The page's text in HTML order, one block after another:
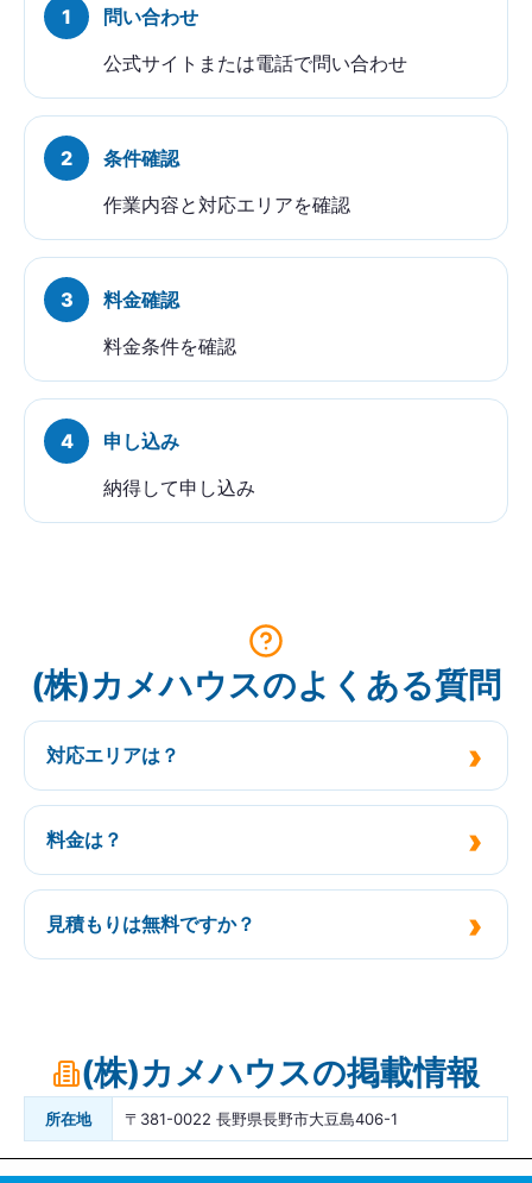
問い合わせ
公式サイトまたは電話で問い合わせ
条件確認
作業内容と対応エリアを確認
料金確認
料金条件を確認
申し込み
納得して申し込み
(株)カメハウスのよくある質問
対応エリアは？
料金は？
見積もりは無料ですか？
(株)カメハウスの掲載情報
所在地 〒381-0022 長野県長野市大豆島406-1